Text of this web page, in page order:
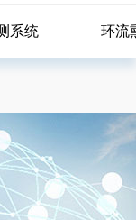
系统 环流